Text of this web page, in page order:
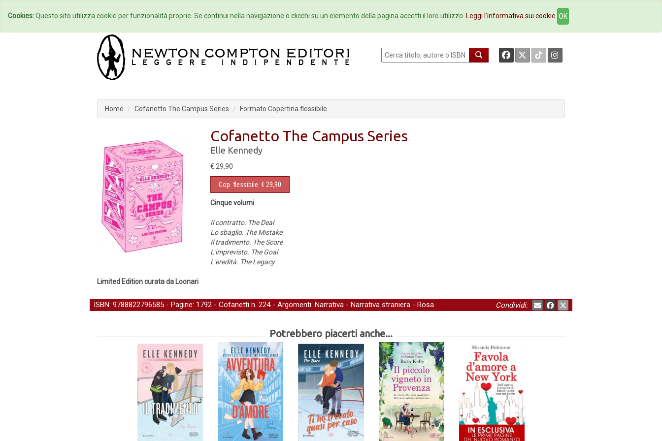
Home Autori Eventi Collane Newsletter Ebookstore Contatti
Home Cofanetto The Campus Series Formato Copertina flessibile
Cofanetto The Campus Series
Elle Kennedy
€ 29,90
Cop. flessibile € 29,90
Cinque volumi
Il contratto. The Deal
Lo sbaglio. The Mistake
Il tradimento. The Score
L'imprevisto. The Goal
L'eredità. The Legacy
Limited Edition curata da Loonari
ISBN: 9788822796585 - Pagine: 1792 - Cofanetti n. 224 - Argomenti: Narrativa - Narrativa straniera - Rosa Condividi:
Potrebbero piacerti anche...
Cookies:Questo sito utilizza cookie per funzionalità proprie. Se continui nella navigazione o clicchi su un elemento della pagina accetti il loro utilizzo. Leggi l'informativa sui cookie OK